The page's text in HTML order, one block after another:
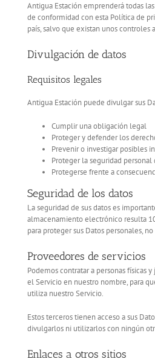
Antigua Estación emprenderá todas
de conformidad con esta Política de
país, salvo que existan unos
Divulgación de datos
Requisitos legales
Antigua Estación puede divulgar sus
Cumplir una obligación legal
Proteger y defender los
Prevenir o investigar posibles
Proteger la seguridad
Protegerse frente a
Seguridad de los datos
La seguridad de sus datos es
almacenamiento electrónico resulta
para proteger sus Datos personales,
Proveedores de servicios
Podemos contratar a personas físicas
el Servicio en nuestro nombre, para
utiliza nuestro Servicio.
Estos terceros tienen acceso a sus
divulgarlos ni utilizarlos con ningún
Enlaces a otros sitios